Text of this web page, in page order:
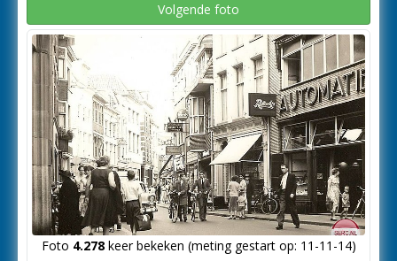
Volgende foto
Foto 4.278keer bekeken (meting gestart op: 11-11-14)